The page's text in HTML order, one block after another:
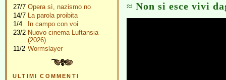
27/7 Opera sì, nazismo no
14/7 La parola proibita
1/4
In campo con voi
23/2 Nuovo cinema Luftansia
(2026)
11/2 Wormslayer
ULTIMI COMMENTI
Non si esce vivi